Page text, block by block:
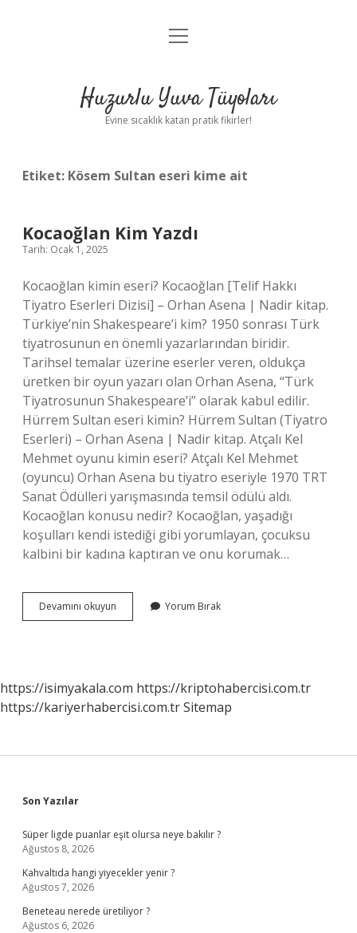
Anasayfa
Yasal Uyarı
menüyü
Huzurlu Yuva Tüyoları
Evine sıcaklık katan pratik fikirler!
Etiket: Kösem Sultan eseri kime ait
Kocaoğlan Kim Yazdı
Tarih: Ocak 1, 2025
Kocaoğlan kimin eseri? Kocaoğlan [Telif Hakkı
Tiyatro Eserleri Dizisi] – Orhan Asena | Nadir kitap.
Türkiye’nin Shakespeare’i kim? 1950 sonrası Türk
tiyatrosunun en önemli yazarlarından biridir.
Tarihsel temalar üzerine eserler veren, oldukça
üretken bir oyun yazarı olan Orhan Asena, “Türk
Tiyatrosunun Shakespeare’i” olarak kabul edilir.
Hürrem Sultan eseri kimin? Hürrem Sultan (Tiyatro
Eserleri) – Orhan Asena | Nadir kitap. Atçalı Kel
Mehmet oyunu kimin eseri? Atçalı Kel Mehmet
(oyuncu) Orhan Asena bu tiyatro eseriyle 1970 TRT
Sanat Ödülleri yarışmasında temsil ödülü aldı.
Kocaoğlan konusu nedir? Kocaoğlan, yaşadığı
koşulları kendi istediği gibi yorumlayan, çocuksu
kalbini bir kadına kaptıran ve onu korumak…
Devamını okuyun Kocaoğlan
Kim
Yorum Bırak
https://isimyakala.com https://kriptohabercisi.com.tr
https://kariyerhabercisi.com.trSitemap
Sidebar
Son Yazılar
Süper ligde puanlar eşit olursa neye bakılır ?
Ağustos 8, 2026
Kahvaltıda hangi yiyecekler yenir ?
Ağustos 7, 2026
Beneteau nerede üretiliyor ?
Ağustos 6, 2026